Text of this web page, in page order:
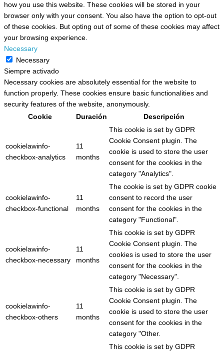
how you use this website. These cookies will be stored in your
browser only with your consent. You also have the option to opt-out
of these cookies. But opting out of some of these cookies may affect
your browsing experience.
Necessary
Necessary
Siempre activado
Necessary cookies are absolutely essential for the website to
function properly. These cookies ensure basic functionalities and
security features of the website, anonymously.
Cookie
Duración Descripción
cookielawinfo-
checkbox-analytics
11
months
This cookie is set by GDPR
Cookie Consent plugin. The
cookie is used to store the user
consent for the cookies in the
category "Analytics".
cookielawinfo-
checkbox-functional
11
months
The cookie is set by GDPR cookie
consent to record the user
consent for the cookies in the
category "Functional".
cookielawinfo-
checkbox-necessary
11
months
This cookie is set by GDPR
Cookie Consent plugin. The
cookies is used to store the user
consent for the cookies in the
category "Necessary".
cookielawinfo-
checkbox-others
11
months
This cookie is set by GDPR
Cookie Consent plugin. The
cookie is used to store the user
consent for the cookies in the
category "Other.
This cookie is set by GDPR